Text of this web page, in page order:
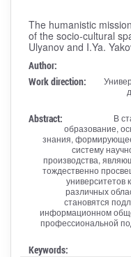
The humanistic
of the socio-cultural
Ulyanov and I.Ya.
Author:
Work direction:
Abstract:
В
образование,
знания,
систему
производства,
тождественно
университетов
различных
становятся
информационном
профессиональной
Keywords: